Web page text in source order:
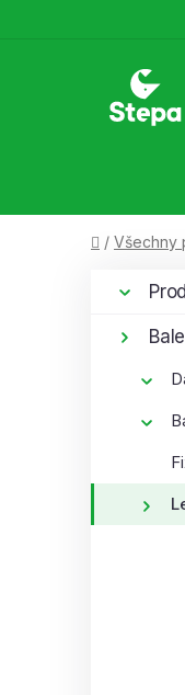
Domů
/ Všechny
n
Přeskočit
kategorie